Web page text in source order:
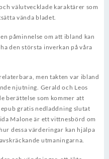
välutvecklade karaktärer som
vända bladet.
påminnelse om att ibland kan
den största inverkan på våra
men takten var ibland
njutning. Gerald och Leos
berättelse som kommer att
gratis nedladdning slutat
Malone är ett vittnesbörd om
dessa värderingar kan hjälpa
utmaningarna.